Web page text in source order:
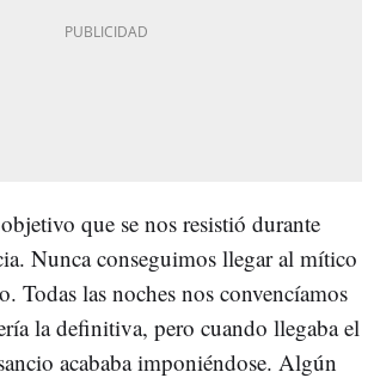
que se nos resistió durante
Nunca conseguimos llegar al mítico
Todas las noches nos convencíamos
la definitiva, pero cuando llegaba el
acababa imponiéndose. Algún